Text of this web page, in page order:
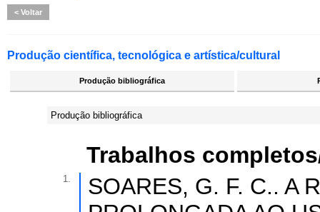
Voltar
Produção científica, tecnológica e artística/cultural
Produção bibliográfica
Produção bibliográfica
Trabalhos
1.
SOARES, G. F. C.. A